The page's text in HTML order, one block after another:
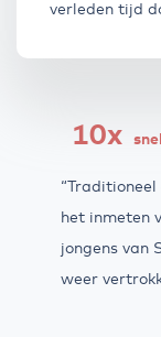
verleden tijd
10x
het inmeten
jongens van
weer